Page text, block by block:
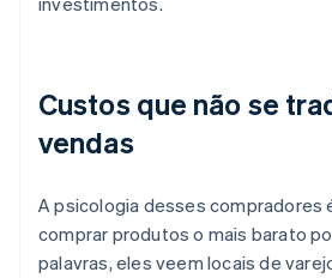
Custos que não se
vendas
A psicologia desses compradores
comprar produtos o mais barato
palavras, eles veem locais de